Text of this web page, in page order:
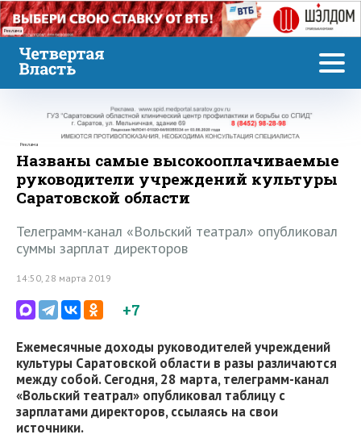
Реклама
Реклама
Названы самые высокооплачиваемые
руководители учреждений культуры
Саратовской области
Телеграмм-канал «Вольский театрал» опубликовал
суммы зарплат директоров
14:50, 28 марта 2019
+7
Ежемесячные доходы руководителей учреждений
культуры Саратовской области в разы различаются
между собой. Сегодня, 28 марта, телеграмм-канал
«Вольский театрал» опубликовал таблицу с
зарплатами директоров, ссылаясь на свои
источники.